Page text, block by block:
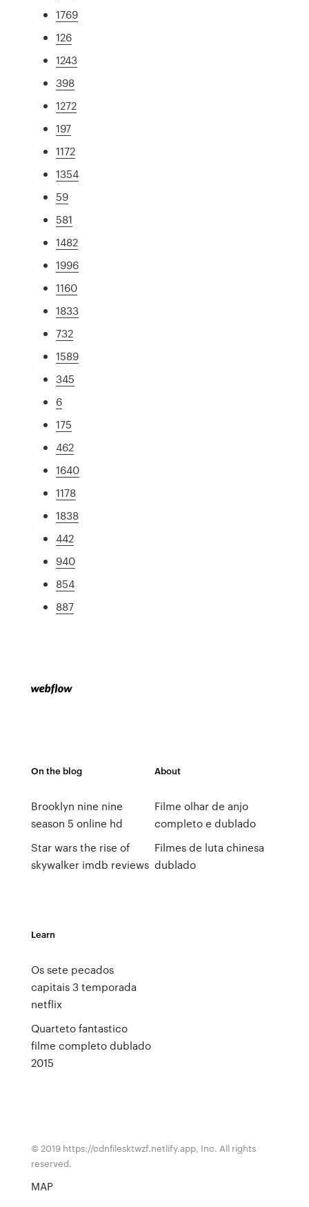
1769
126
1243
398
1272
197
1172
1354
59
581
1482
1996
1160
1833
732
1589
345
6
175
462
1640
1178
1838
442
940
854
887
On the blog
Brooklyn nine nine
season 5 online hd
Star wars the rise of
skywalker imdb reviews
About
Filme olhar de anjo
completo e dublado
Filmes de luta chinesa
dublado
Learn
Os sete pecados
capitais 3 temporada
netflix
Quarteto fantastico
filme completo dublado
2015
© 2019 https://cdnfilesktwzf.netlify.app, Inc. All rights
reserved.
MAP